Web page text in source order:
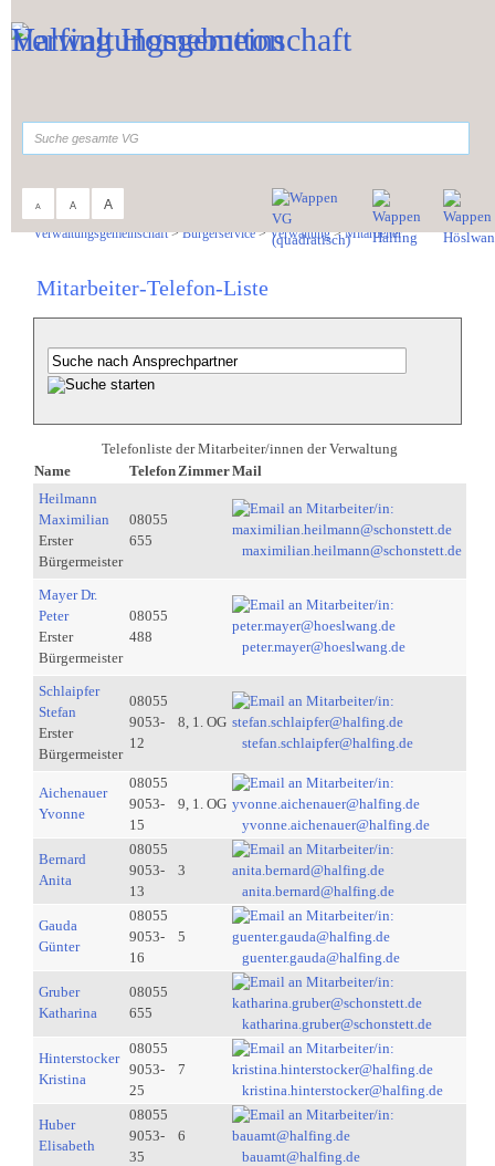
A A A
Verwaltungsgemeinschaft>Bürgerservice>Verwaltung>Mitarbeiter
Mitarbeiter-Telefon-Liste
Telefonliste der Mitarbeiter/innen der Verwaltung
Name
Telefon ZimmerMail
Heilmann
Maximilian
Erster
Bürgermeister
08055
655
maximilian.heilmann@schonstett.de
Mayer Dr.
Peter
Erster
Bürgermeister
08055
488
peter.mayer@hoeslwang.de
Schlaipfer
Stefan
Erster
Bürgermeister
08055
9053-
12
8, 1. OG
stefan.schlaipfer@halfing.de
Aichenauer
Yvonne
08055
9053-
15
9, 1. OG
yvonne.aichenauer@halfing.de
Bernard
Anita
08055
9053-
13
3
anita.bernard@halfing.de
Gauda
Günter
08055
9053-
16
5
guenter.gauda@halfing.de
Gruber
Katharina
08055
655
katharina.gruber@schonstett.de
Hinterstocker
Kristina
08055
9053-
25
7
kristina.hinterstocker@halfing.de
Huber
Elisabeth
08055
9053-
35
6
bauamt@halfing.de